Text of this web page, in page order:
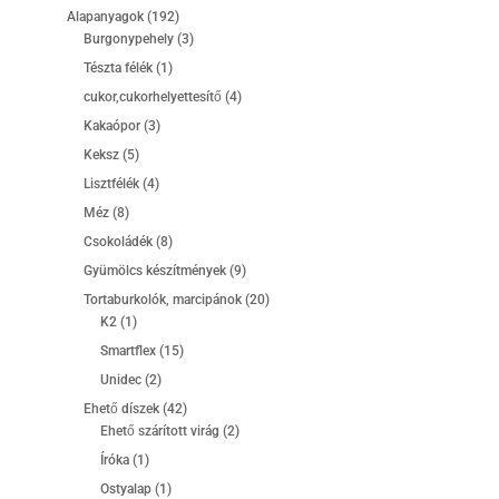
termék
Alapanyagok 192192
termék
Burgonypehely 33
Tészta félék 1 1
termék
cukor,cukorhelyettesítő 44
Kakaópor 33
Keksz 55
termék
Lisztfélék 44
Méz 88
termék
Csokoládék 88
termék
Gyümölcs készítmények 99
termék
Tortaburkolók, marcipánok 2020
K2 1 1
termék
Smartflex 1515
Unidec 22
termék
Ehető díszek 4242
termék
Ehető szárított virág 22
Íróka 1 1
termék
Ostyalap 1 1